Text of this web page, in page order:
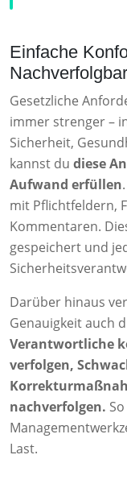
Einfache
Gesetzliche
immer strenger –
Sicherheit,
kannst du diese
Aufwand erfüllen
mit Pflichtfeldern,
Kommentaren.
gespeichert und
Darüber hinaus
Genauigkeit auch
Verantwortliche
verfolgen,
nachverfolgen.
Last.